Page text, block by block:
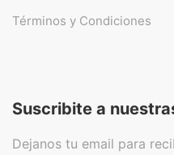
Términos y Condiciones
Suscribite a
Dejanos tu email para